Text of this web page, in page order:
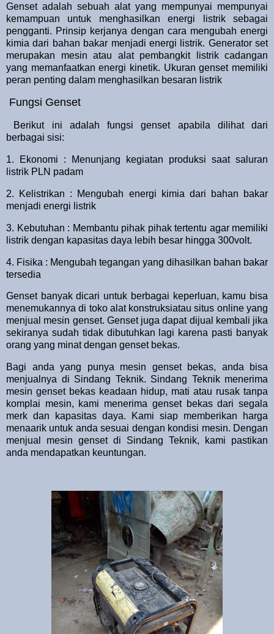
Genset adalah sebuah alat yang mempunyai mempunyai
kemampuan untuk menghasilkan energi listrik sebagai
pengganti. Prinsip kerjanya dengan cara mengubah energi
kimia dari bahan bakar menjadi energi listrik. Generator set
merupakan mesin atau alat pembangkit listrik cadangan
yang memanfaatkan energi kinetik. Ukuran genset memiliki
peran penting dalam menghasilkan besaran listrik
Fungsi Genset
Berikut ini adalah fungsi genset apabila dilihat dari
berbagai sisi:
1. Ekonomi : Menunjang kegiatan produksi saat saluran
listrik PLN padam
2. Kelistrikan : Mengubah energi kimia dari bahan bakar
menjadi energi listrik
3. Kebutuhan : Membantu pihak pihak tertentu agar memiliki
listrik dengan kapasitas daya lebih besar hingga 300volt.
4. Fisika : Mengubah tegangan yang dihasilkan bahan bakar
tersedia
Genset banyak dicari untuk berbagai keperluan, kamu bisa
menemukannya di toko alat konstruksiatau situs online yang
menjual mesin genset. Genset juga dapat dijual kembali jika
sekiranya sudah tidak dibutuhkan lagi karena pasti banyak
orang yang minat dengan genset bekas.
Bagi anda yang punya mesin genset bekas, anda bisa
menjualnya di Sindang Teknik. Sindang Teknik menerima
mesin genset bekas keadaan hidup, mati atau rusak tanpa
komplai mesin, kami menerima genset bekas dari segala
merk dan kapasitas daya. Kami siap memberikan harga
menaarik untuk anda sesuai dengan kondisi mesin. Dengan
menjual mesin genset di Sindang Teknik, kami pastikan
anda mendapatkan keuntungan.